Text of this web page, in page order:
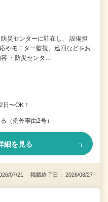
災センターに駐在し、 設備担
やモニター監視、巡回などをお
・防災センタ…
〜OK！
（例外事由2号）
細を見る
07/21 掲載終了日： 2026/08/27